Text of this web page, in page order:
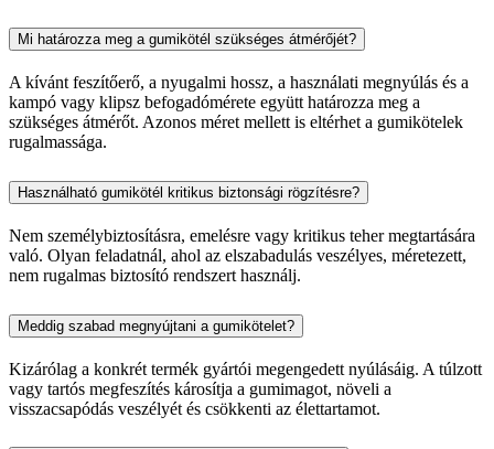
Mi határozza meg a gumikötél szükséges átmérőjét?
A kívánt feszítőerő, a nyugalmi hossz, a használati megnyúlás és a
kampó vagy klipsz befogadómérete együtt határozza meg a
szükséges átmérőt. Azonos méret mellett is eltérhet a gumikötelek
rugalmassága.
Használható gumikötél kritikus biztonsági rögzítésre?
Nem személybiztosításra, emelésre vagy kritikus teher megtartására
való. Olyan feladatnál, ahol az elszabadulás veszélyes, méretezett,
nem rugalmas biztosító rendszert használj.
Meddig szabad megnyújtani a gumikötelet?
Kizárólag a konkrét termék gyártói megengedett nyúlásáig. A túlzott
vagy tartós megfeszítés károsítja a gumimagot, növeli a
visszacsapódás veszélyét és csökkenti az élettartamot.